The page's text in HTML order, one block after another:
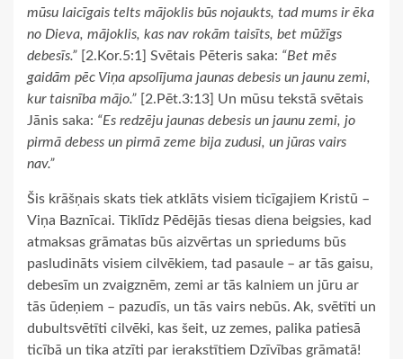
mūsu laicīgais telts mājoklis būs nojaukts, tad mums ir ēka
no Dieva, mājoklis, kas nav rokām taisīts, bet mūžīgs
debesīs.” [2.Kor.5:1] Svētais Pēteris saka: “Bet mēs
gaidām pēc Viņa apsolījuma jaunas debesis un jaunu zemi,
kur taisnība mājo.” [2.Pēt.3:13] Un mūsu tekstā svētais
Jānis saka: “Es redzēju jaunas debesis un jaunu zemi, jo
pirmā debess un pirmā zeme bija zudusi, un jūras vairs
nav.”
Šis krāšņais skats tiek atklāts visiem ticīgajiem Kristū –
Viņa Baznīcai. Tiklīdz Pēdējās tiesas diena beigsies, kad
atmaksas grāmatas būs aizvērtas un spriedums būs
pasludināts visiem cilvēkiem, tad pasaule – ar tās gaisu,
debesīm un zvaigznēm, zemi ar tās kalniem un jūru ar
tās ūdeņiem – pazudīs, un tās vairs nebūs. Ak, svētīti un
dubultsvētīti cilvēki, kas šeit, uz zemes, palika patiesā
ticībā un tika atzīti par ierakstītiem Dzīvības grāmatā!